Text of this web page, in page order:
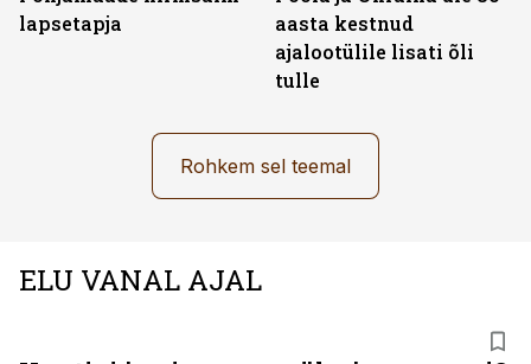
lapsetapja
aasta kestnud
ajalootülile lisati õli
tulle
Rohkem sel teemal
ELU VANAL AJAL